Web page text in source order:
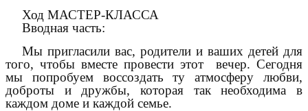
Ход МАСТЕР-КЛАССА
Вводная часть:
Мы пригласили вас, родители и ваших детей для
того, чтобы вместе провести этот вечер. Сегодня
мы попробуем воссоздать ту атмосферу любви,
доброты и дружбы, которая так необходима в
каждом доме и каждой семье.